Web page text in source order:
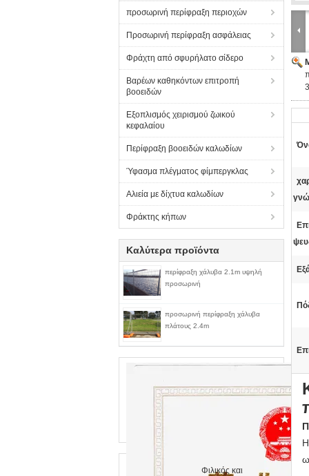
προσωρινή περίφραξη περιοχών
Προσωρινή περίφραξη ασφάλειας
Φράχτη από σφυρήλατο σίδερο
Βαρέων καθηκόντων επιτροπή
βοοειδών
Εξοπλισμός χειρισμού ζωικού
κεφαλαίου
Περίφραξη βοοειδών καλωδίων
Ύφασμα πλέγματος φίμπεργκλας
Αλιεία με δίχτυα καλωδίων
Φράκτης κήπων
Καλύτερα προϊόντα
περίφραξη χάλυβα 2.1m υψηλή
προσωρινή
προσωρινή περίφραξη χάλυβα
πλάτους 2.4m
Φιλικός και